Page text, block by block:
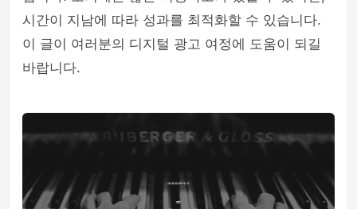
시간이 지남에 따라 성과를 최적화할 수 있습니다.
이 글이 여러분의 디지털 광고 여정에 도움이 되길
바랍니다.